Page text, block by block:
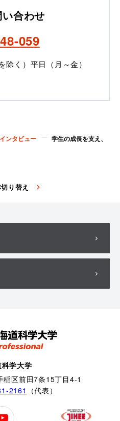
合わせ
059
除く） 平日（月～金）
ンタビュー
学生の成長を支え、
り替え
学大学
区前田7条15丁目4-1
2161 （代表）